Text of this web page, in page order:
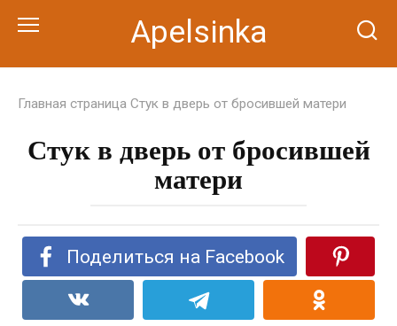
Apelsinka
Главная страница Стук в дверь от бросившей матери
Стук в дверь от бросившей
матери
Поделиться на Facebook